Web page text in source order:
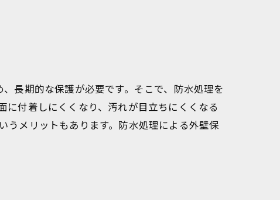
長期的な保護が必要です。そこで、防水処理を
付着しにくくなり、汚れが目立ちにくくなる
うメリットもあります。防水処理による外壁保